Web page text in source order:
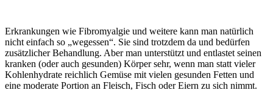
Erkrankungen wie Fibromyalgie und weitere kann man natürlich
nicht einfach so „wegessen“. Sie sind trotzdem da und bedürfen
zusätzlicher Behandlung. Aber man unterstützt und entlastet seinen
kranken (oder auch gesunden) Körper sehr, wenn man statt vieler
Kohlenhydrate reichlich Gemüse mit vielen gesunden Fetten und
eine moderate Portion an Fleisch, Fisch oder Eiern zu sich nimmt.